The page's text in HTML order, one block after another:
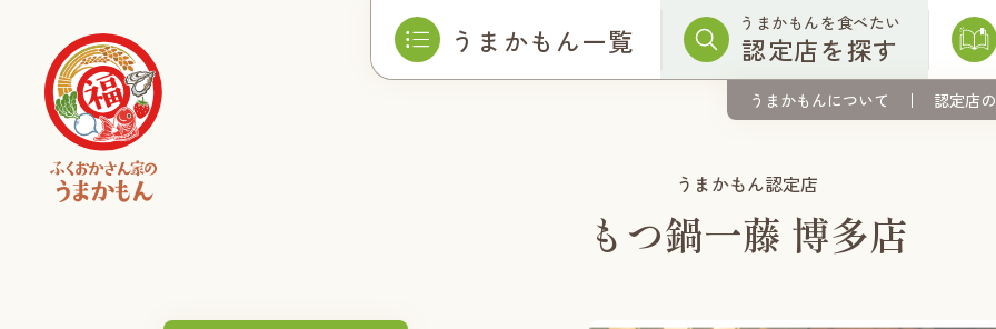
うまかもん一覧 うまかもんを食べたい
認定店を探す
うまかもんについて 認定店
うまかもん認定店
もつ鍋一藤 博多店